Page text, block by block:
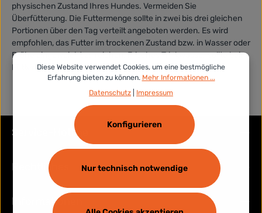
physischen Zustand Ihres Hundes. Vermeiden Sie
Überfütterung. Die Futtermenge sollte in zwei bis drei gleichen
Portionen über den Tag verteilt angeboten werden. Es wird
empfohlen, das Futter im trockenen Zustand bzw. in Wasser oder
Brühe eingeweicht zu reichen. Frisches Trinkwasser sollte beim
Füttern immer bereit stehen
Service-Hotline
Rechtliches
Informationen
Diese Website verwendet Cookies, um eine bestmögliche
Erfahrung bieten zu können. Mehr Informationen ...
Datenschutz
Impressum
Nur technisch notwendige
Konfigurieren